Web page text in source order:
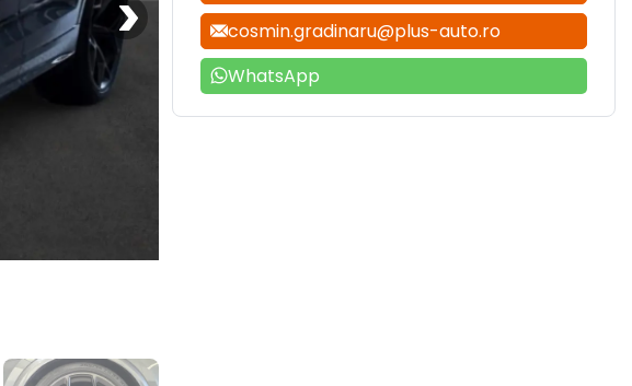
cosmin.gradinaru@plus-auto.ro
WhatsApp